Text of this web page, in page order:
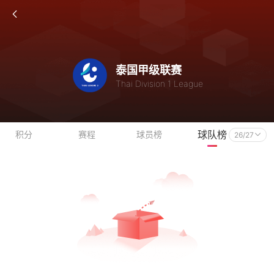
泰国甲级联赛
Thai Division 1 League
积分 赛程 球员榜 球队榜 26/27